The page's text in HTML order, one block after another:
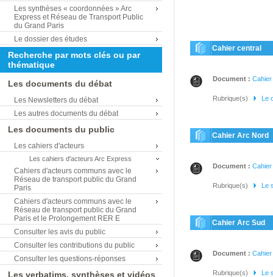
Cahier central
Document :
Rubrique(s) Le
Cahier Arc Nord
Document :
Rubrique(s) Le
Cahier Arc Sud
Document :
Rubrique(s) Le
Les synthèses « coordonnées » Arc
Express et Réseau de Transport Public
du Grand Paris
Le dossier des études
Recherche par mots clés ou par
thématique
Les documents du débat
Les Newsletters du débat
Les autres documents du débat
Les documents du public
Les cahiers d'acteurs
Les cahiers d'acteurs Arc Express
Cahiers d'acteurs communs avec le
Réseau de transport public du Grand
Paris
Cahiers d'acteurs communs avec le
Réseau de transport public du Grand
Paris et le Prolongement RER E
Consulter les avis du public
Consulter les contributions du public
Consulter les questions-réponses
Les verbatims, synthèses et vidéos